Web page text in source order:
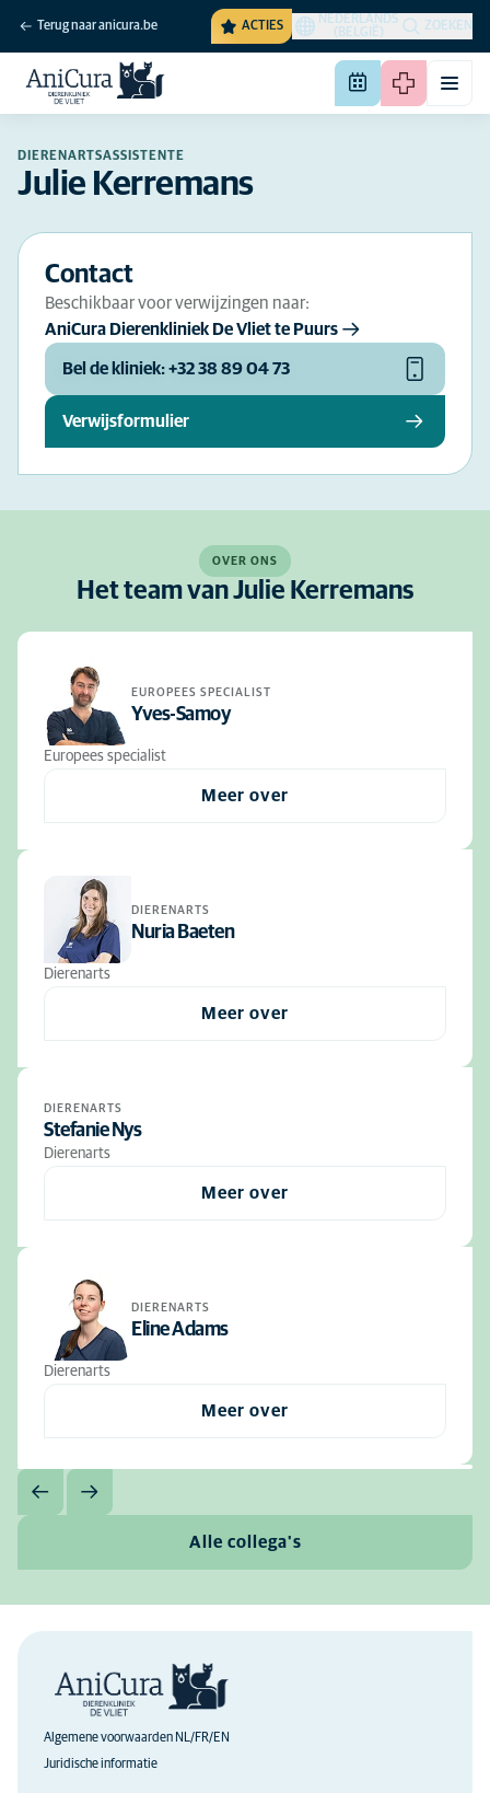
Terug naar anicura.be ACTIES
NEDERLANDS
(BELGIË)
ZOEKEN
DIERENARTSASSISTENTE
Julie Kerremans
Contact
Beschikbaar voor verwijzingen naar:
AniCura Dierenkliniek De Vliet te Puurs
Bel de kliniek: +32 38 89 04 73
Verwijsformulier
OVER ONS
Het team van Julie Kerremans
EUROPEES SPECIALIST
Yves-Samoy
Europees specialist
Meer over
DIERENARTS
Nuria Baeten
Dierenarts
Meer over
DIERENARTS
Stefanie Nys
Dierenarts
Meer over
DIERENARTS
Eline Adams
Dierenarts
Meer over
Alle collega's
Algemene voorwaarden NL/FR/EN
Juridische informatie